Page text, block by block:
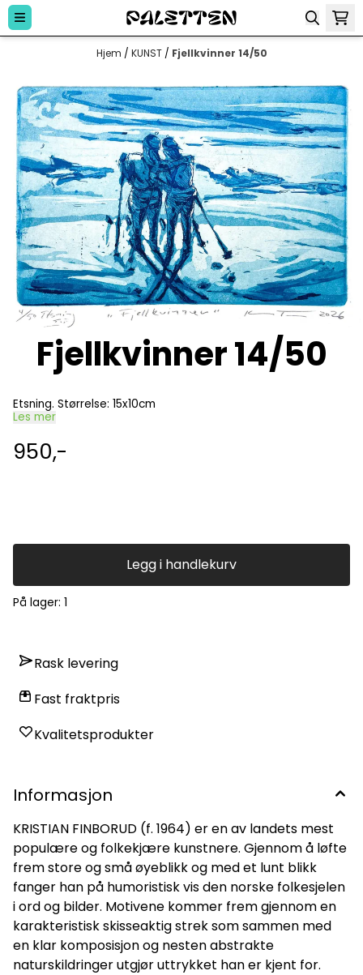
Hopp til innhold
Hjem / KUNST / Fjellkvinner 14/50
Fjellkvinner 14/50
Etsning. Størrelse: 15x10cm
Les mer
950,-
Legg i handlekurv
På lager: 1
Rask levering
Fast fraktpris
Kvalitetsprodukter
Informasjon
KRISTIAN FINBORUD (f. 1964) er en av landets mest
populære og folkekjære kunstnere. Gjennom å løfte
frem store og små øyeblikk og med et lunt blikk
fanger han på humoristisk vis den norske folkesjelen
i ord og bilder. Motivene kommer frem gjennom en
karakteristisk skisseaktig strek som sammen med
en klar komposisjon og nesten abstrakte
naturskildringer utgjør uttrykket han er kjent for.